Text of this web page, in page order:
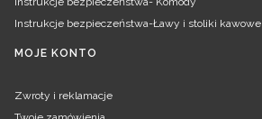
Instrukcje bezpieczeństwa-Ławy i stoliki kawowe
MOJE KONTO
Zwroty i reklamacje